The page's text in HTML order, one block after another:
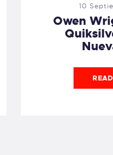
10
Owen